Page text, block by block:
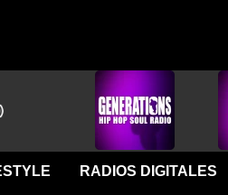
RADIOS DIGITALES